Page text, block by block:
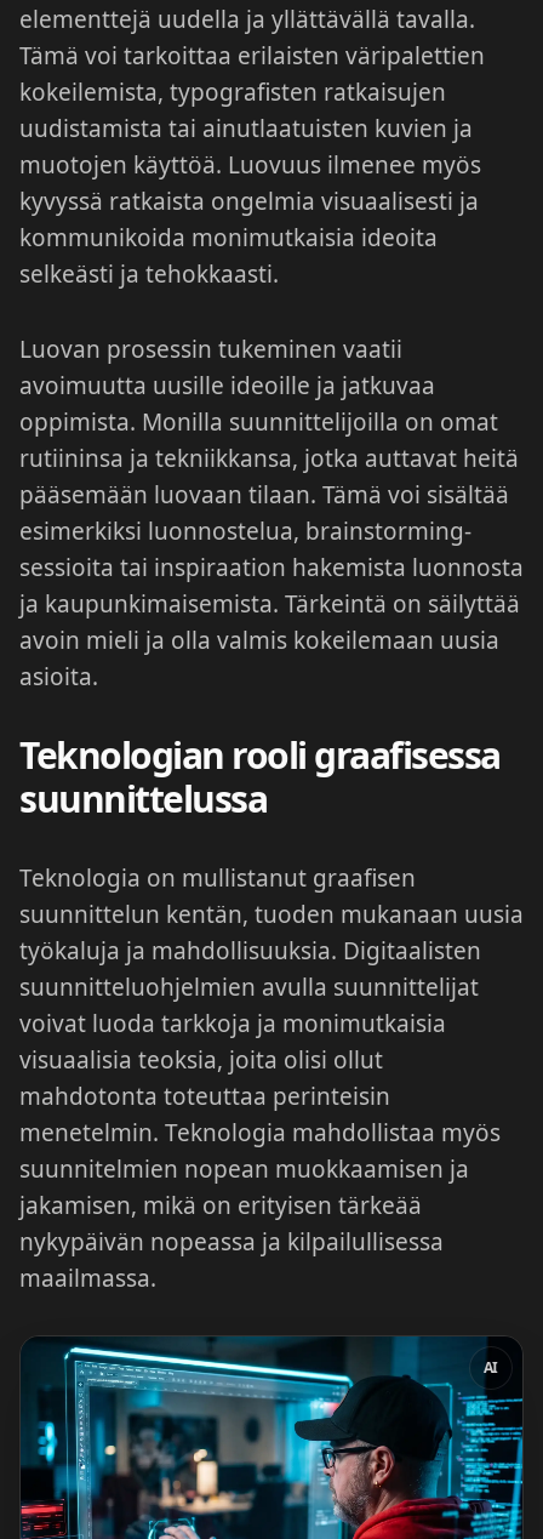
elementtejä uudella ja yllättävällä tavalla.
Tämä voi tarkoittaa erilaisten väripalettien
kokeilemista, typografisten ratkaisujen
uudistamista tai ainutlaatuisten kuvien ja
muotojen käyttöä. Luovuus ilmenee myös
kyvyssä ratkaista ongelmia visuaalisesti ja
kommunikoida monimutkaisia ideoita
selkeästi ja tehokkaasti.
Luovan prosessin tukeminen vaatii
avoimuutta uusille ideoille ja jatkuvaa
oppimista. Monilla suunnittelijoilla on omat
rutiininsa ja tekniikkansa, jotka auttavat heitä
pääsemään luovaan tilaan. Tämä voi sisältää
esimerkiksi luonnostelua, brainstorming-
sessioita tai inspiraation hakemista luonnosta
ja kaupunkimaisemista. Tärkeintä on säilyttää
avoin mieli ja olla valmis kokeilemaan uusia
asioita.
Teknologian rooli graafisessa
suunnittelussa
Teknologia on mullistanut graafisen
suunnittelun kentän, tuoden mukanaan uusia
työkaluja ja mahdollisuuksia. Digitaalisten
suunnitteluohjelmien avulla suunnittelijat
voivat luoda tarkkoja ja monimutkaisia
visuaalisia teoksia, joita olisi ollut
mahdotonta toteuttaa perinteisin
menetelmin. Teknologia mahdollistaa myös
suunnitelmien nopean muokkaamisen ja
jakamisen, mikä on erityisen tärkeää
nykypäivän nopeassa ja kilpailullisessa
maailmassa.
AI